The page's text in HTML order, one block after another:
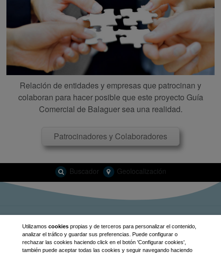
Relación de entidades y empresas que patrocinan y
colaboran para hacer posible que este proyecto Guía
Comercial de Balaguer sea una realidad.
Patrocinadores y Colaboradores
Buscador Geolocalización
info@guiabalaguer.cat
Diseñado por Guía Balaguer
Utilizamos cookiespropias y de terceros para personalizar el contenido,
analizar el tráfico y guardar sus preferencias. Puede configurar o
rechazar las cookies haciendo click en el botón 'Configurar cookies',
también puede aceptar todas las cookies y seguir navegando haciendo